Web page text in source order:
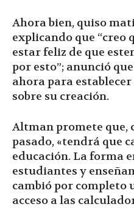
Ahora bien, quiso
explicando que “creo
estar feliz de que
por esto”; anunció
ahora para establecer
sobre su creación.
Altman promete que,
pasado, «tendrá que
educación. La forma
estudiantes y
cambió por completo
acceso a las